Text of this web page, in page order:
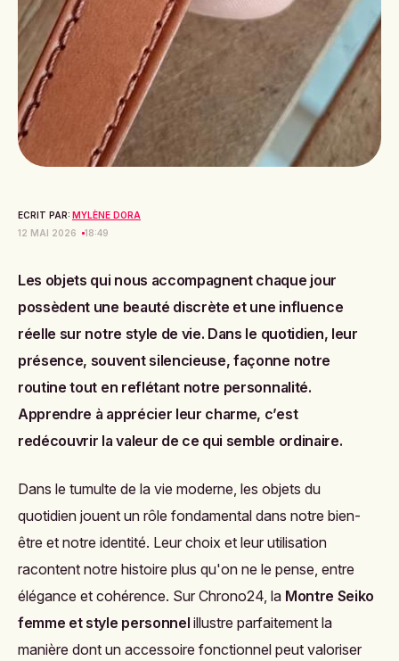
ECRIT PAR: MYLÈNE DORA
12 MAI 2026
18:49
Les objets qui nous accompagnent chaque jour
possèdent une beauté discrète et une influence
réelle sur notre style de vie. Dans le quotidien, leur
présence, souvent silencieuse, façonne notre
routine tout en reflétant notre personnalité.
Apprendre à apprécier leur charme, c’est
redécouvrir la valeur de ce qui semble ordinaire.
Dans le tumulte de la vie moderne, les objets du
quotidien jouent un rôle fondamental dans notre bien-
être et notre identité. Leur choix et leur utilisation
racontent notre histoire plus qu'on ne le pense, entre
élégance et cohérence. Sur Chrono24, la Montre Seiko
femme et style personnel illustre parfaitement la
manière dont un accessoire fonctionnel peut valoriser